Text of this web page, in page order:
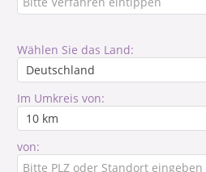
Wählen Sie das Land:
Im Umkreis von:
von: